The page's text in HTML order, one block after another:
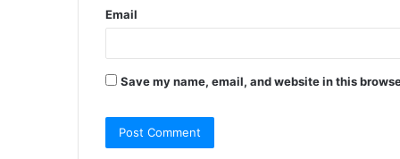
Email
Save my name, email, and website in this